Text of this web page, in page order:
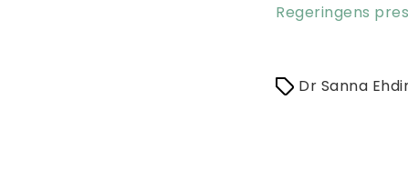
Regeringens
Dr Sanna